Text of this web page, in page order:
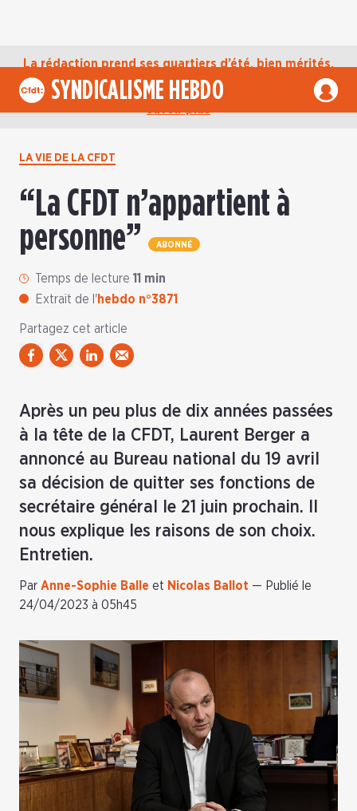
La rédaction prend ses quartiers d’été, bien mérités,
jusqu’au mardi 1er septembre. D’ici là, retrouvez
l’actualité de la CFDT sur notre compte Bluesky. En
SYNDICALISME HEBDO
LA VIE DE LA CFDT
“La CFDT n’appartient à
personne”
ABONNÉ
Temps de lecture 11 min
Extrait de l'hebdo n°3871
Partagez cet article
Après un peu plus de dix années passées
à la tête de la CFDT, Laurent Berger a
annoncé au Bureau national du 19 avril
sa décision de quitter ses fonctions de
secrétaire général le 21 juin prochain. Il
nous explique les raisons de son choix.
Entretien.
Par Anne-Sophie Balle et Nicolas Ballot — Publié le
24/04/2023 à 05h45